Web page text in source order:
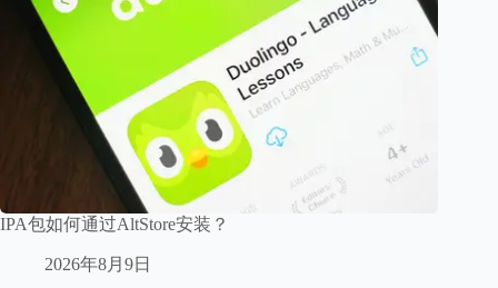
IPA包如何通过AltStore安装？
2026年8月9日